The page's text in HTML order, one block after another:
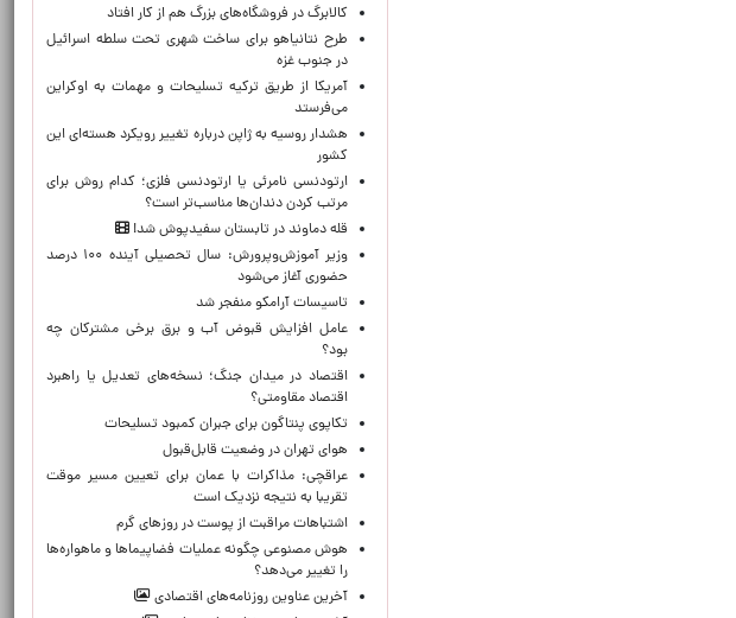
کالابرگ در فروشگاه‌های بزرگ هم از کار افتاد
طرح نتانیاهو برای ساخت شهری تحت سلطه اسرائیل
در جنوب غزه
آمریکا از طریق ترکیه تسلیحات و مهمات به اوکراین
می‌فرستد
هشدار روسیه به ژاپن درباره تغییر رویکرد هسته‌ای این
کشور
ارتودنسی نامرئی یا ارتودنسی فلزی؛ کدام روش برای
مرتب کردن دندان‌ها مناسب‌تر است؟
قله دماوند در تابستان سفیدپوش شد!
وزیر آموزش‌وپرورش: سال تحصیلی آینده ۱۰۰ درصد
حضوری آغاز می‌شود
تاسیسات آرامکو منفجر شد
عامل افزایش قبوض آب و برق برخی مشترکان چه
بود؟
اقتصاد در میدان جنگ؛ نسخه‌های تعدیل یا راهبرد
اقتصاد مقاومتی؟
تکاپوی پنتاگون برای جبران کمبود تسلیحات
هوای تهران در وضعیت قابل‌قبول
عراقچی: مذاکرات با عمان برای تعیین مسیر موقت
تقریبا به نتیجه نزدیک است
اشتباهات مراقبت از پوست در روزهای گرم
هوش مصنوعی چگونه عملیات فضاپیماها و ماهواره‌ها
را تغییر می‌دهد؟
آخرین عناوین روزنامه‌های اقتصادی